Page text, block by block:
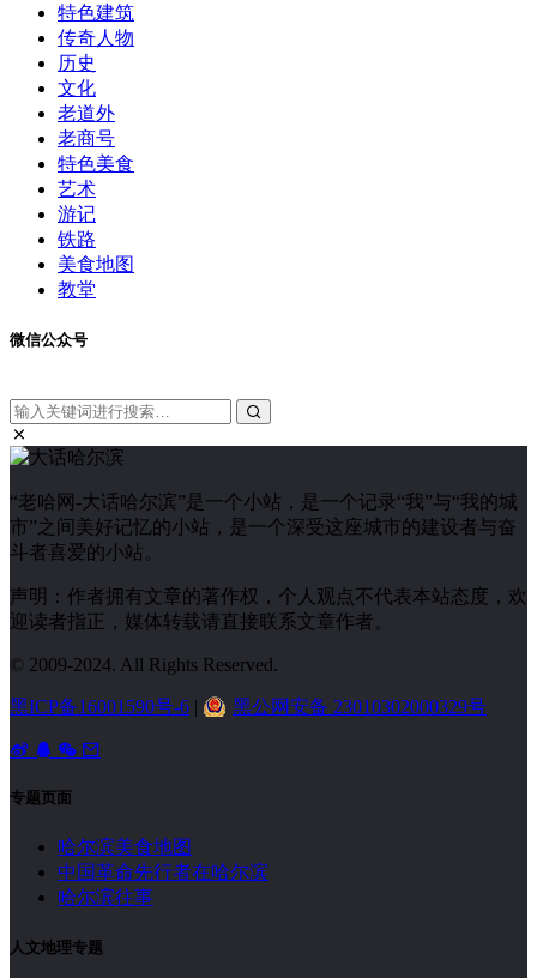
特色建筑
传奇人物
历史
文化
老道外
老商号
特色美食
艺术
游记
铁路
美食地图
教堂
微信公众号
“老哈网-大话哈尔滨”是一个小站，是一个记录“我”与“我的城
市”之间美好记忆的小站，是一个深受这座城市的建设者与奋
斗者喜爱的小站。
声明：作者拥有文章的著作权，个人观点不代表本站态度，欢
迎读者指正，媒体转载请直接联系文章作者。
© 2009-2024. All Rights Reserved.
黑ICP备16001590号-6 | 黑公网安备 23010302000329号
专题页面
哈尔滨美食地图
中国革命先行者在哈尔滨
哈尔滨往事
人文地理专题